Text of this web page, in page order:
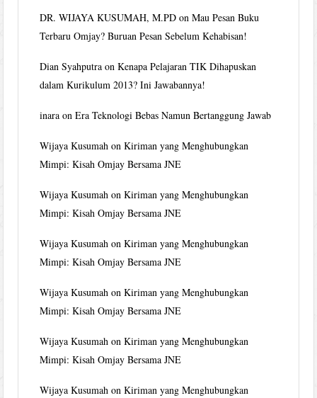
DR. WIJAYA KUSUMAH, M.PD onMau Pesan Buku
Terbaru Omjay? Buruan Pesan Sebelum Kehabisan!
Dian Syahputra onKenapa Pelajaran TIK Dihapuskan
dalam Kurikulum 2013? Ini Jawabannya!
inara onEra Teknologi Bebas Namun Bertanggung Jawab
Wijaya Kusumah onKiriman yang Menghubungkan
Mimpi: Kisah Omjay Bersama JNE
Wijaya Kusumah onKiriman yang Menghubungkan
Mimpi: Kisah Omjay Bersama JNE
Wijaya Kusumah onKiriman yang Menghubungkan
Mimpi: Kisah Omjay Bersama JNE
Wijaya Kusumah onKiriman yang Menghubungkan
Mimpi: Kisah Omjay Bersama JNE
Wijaya Kusumah onKiriman yang Menghubungkan
Mimpi: Kisah Omjay Bersama JNE
Wijaya Kusumah onKiriman yang Menghubungkan